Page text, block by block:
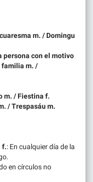
m. / Domingu
persona con el motivo
familia m. /
m. / Fiestina f.
/ Trespasáu m.
f.: En cualquier día de la
en círculos no